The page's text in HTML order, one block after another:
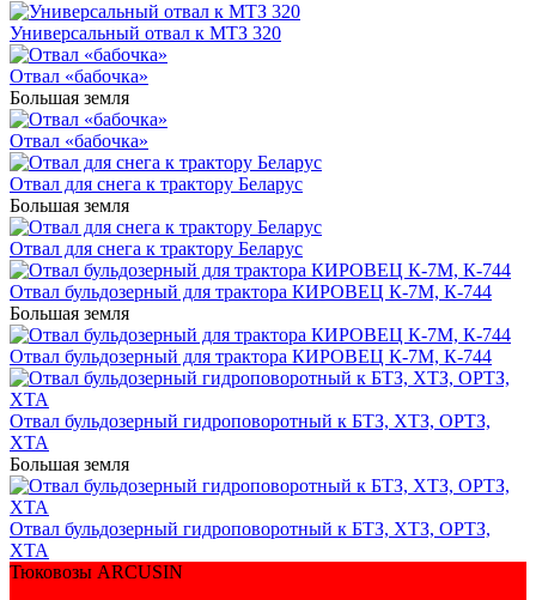
Универсальный отвал к МТЗ 320
Отвал «бабочка»
Большая земля
Отвал «бабочка»
Отвал для снега к трактору Беларус
Большая земля
Отвал для снега к трактору Беларус
Отвал бульдозерный для трактора КИРОВЕЦ К-7М, К-744
Большая земля
Отвал бульдозерный для трактора КИРОВЕЦ К-7М, К-744
Отвал бульдозерный гидроповоротный к БТЗ, ХТЗ, ОРТЗ,
ХТА
Большая земля
Отвал бульдозерный гидроповоротный к БТЗ, ХТЗ, ОРТЗ,
ХТА
Тюковозы ARCUSIN